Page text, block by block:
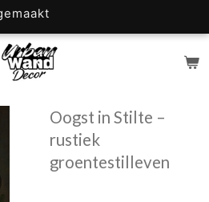
Oogst in Stilte –
rustiek
groentestilleven